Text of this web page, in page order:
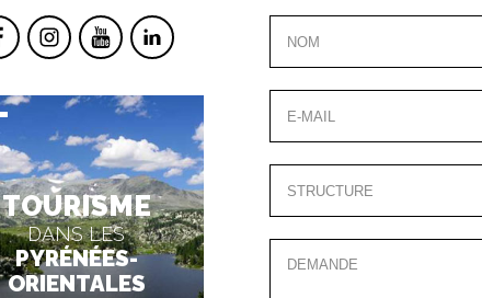
TOURISME
DANS LES
PYRÉNÉES-
ORIENTALES